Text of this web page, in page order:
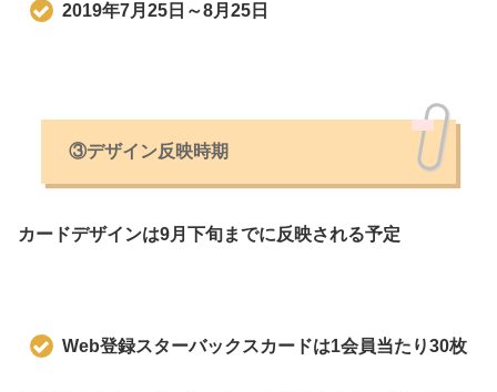
2019年7月25日～8月25日
③デザイン反映時期
カードデザインは9月下旬までに反映される予定
Web登録スターバックスカードは1会員当たり30枚